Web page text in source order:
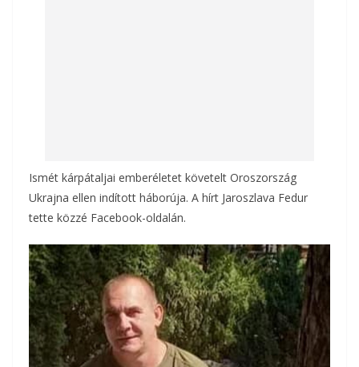
Ismét kárpátaljai emberéletet követelt Oroszország
Ukrajna ellen indított háborúja. A hírt Jaroszlava Fedur
tette közzé Facebook-oldalán.